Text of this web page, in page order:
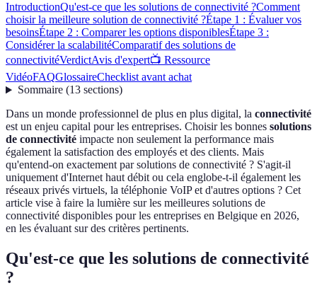
IntroductionQu'est-ce que les solutions de connectivité ?Comment
choisir la meilleure solution de connectivité ?Étape 1 : Évaluer vos
besoinsÉtape 2 : Comparer les options disponiblesÉtape 3 :
Considérer la scalabilitéComparatif des solutions de
connectivitéVerdictAvis d'expert📺 Ressource
VidéoFAQGlossaireChecklist avant achat
Sommaire(13 sections)
Dans un monde professionnel de plus en plus digital, la connectivité
est un enjeu capital pour les entreprises. Choisir les bonnes solutions
de connectivité impacte non seulement la performance mais
également la satisfaction des employés et des clients. Mais
qu'entend-on exactement par solutions de connectivité ? S'agit-il
uniquement d'Internet haut débit ou cela englobe-t-il également les
réseaux privés virtuels, la téléphonie VoIP et d'autres options ? Cet
article vise à faire la lumière sur les meilleures solutions de
connectivité disponibles pour les entreprises en Belgique en 2026,
en les évaluant sur des critères pertinents.
Qu'est-ce que les solutions de connectivité
?